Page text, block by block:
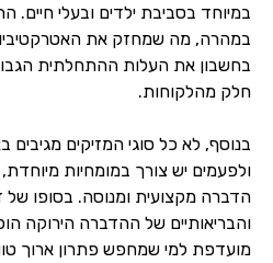
במיוחד בסביבת ילדים ובעלי חיים.
במהרה, מה שמחזק את
בחשבון את העלות ההתחלתית
חלק מהלקוחות.
בנוסף, לא כל סוגי המזיקים
ולפעמים יש צורך במומחיות
הדברה מקצועית ומנוסה. בסופו של
והבריאותיים של ההדברה הירוקה
מועדפת למי שמחפש פתרון ארוך